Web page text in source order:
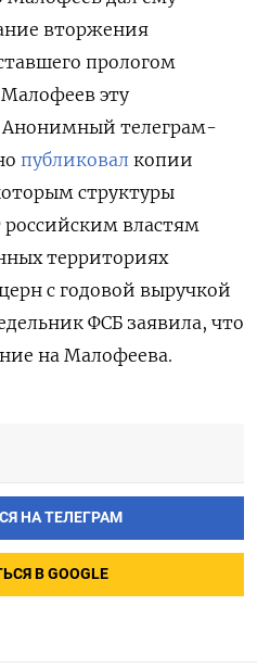
вторжения
прологом
эту
Анонимный телеграм-
публиковал копии
структуры
властям
территориях
с годовой выручкой
ФСБ заявила, что
на Малофеева.
НА ТЕЛЕГРАМ
В GOOGLE